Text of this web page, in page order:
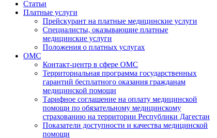
Статьи
Платные услуги
Прейскурант на платные медицинские услуги
Специалисты, оказывающие платные
медицинские услуги
Положения о платных услугах
ОМС
Контакт-центр в сфере ОМС
Территориальная программа государственных
гарантий бесплатного оказания гражданам
медицинской помощи
Тарифное соглашение на оплату медицинской
помощи по обязательному медицинскому
страхованию на территории Республики Дагестан
Показатели доступности и качества медицинской
помощи